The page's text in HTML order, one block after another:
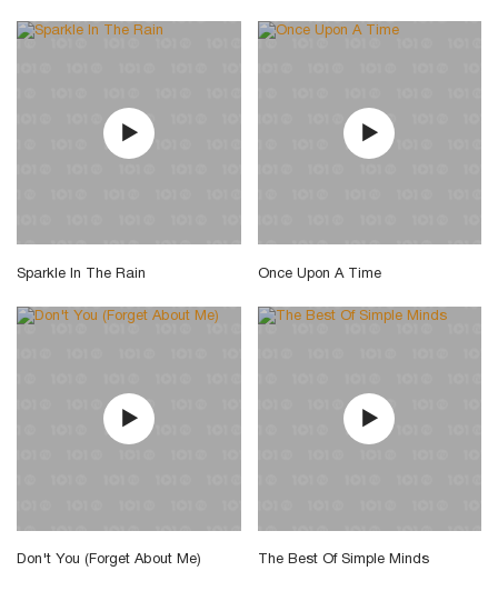
Sparkle In The Rain Once Upon A Time
Don't You (Forget About Me) The Best Of Simple Minds